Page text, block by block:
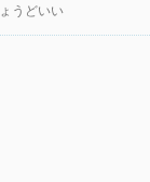
うどいい